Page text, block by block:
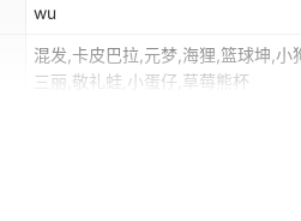
wu
混发,卡皮巴拉,元梦,海狸,篮球坤,
三丽,敬礼蛙,小蛋仔,草莓熊杯